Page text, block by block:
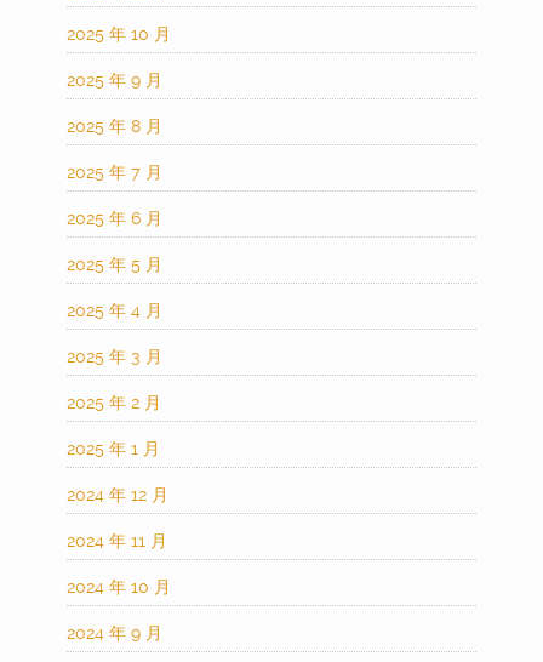
2025 年 10 月
2025 年 9 月
2025 年 8 月
2025 年 7 月
2025 年 6 月
2025 年 5 月
2025 年 4 月
2025 年 3 月
2025 年 2 月
2025 年 1 月
2024 年 12 月
2024 年 11 月
2024 年 10 月
2024 年 9 月